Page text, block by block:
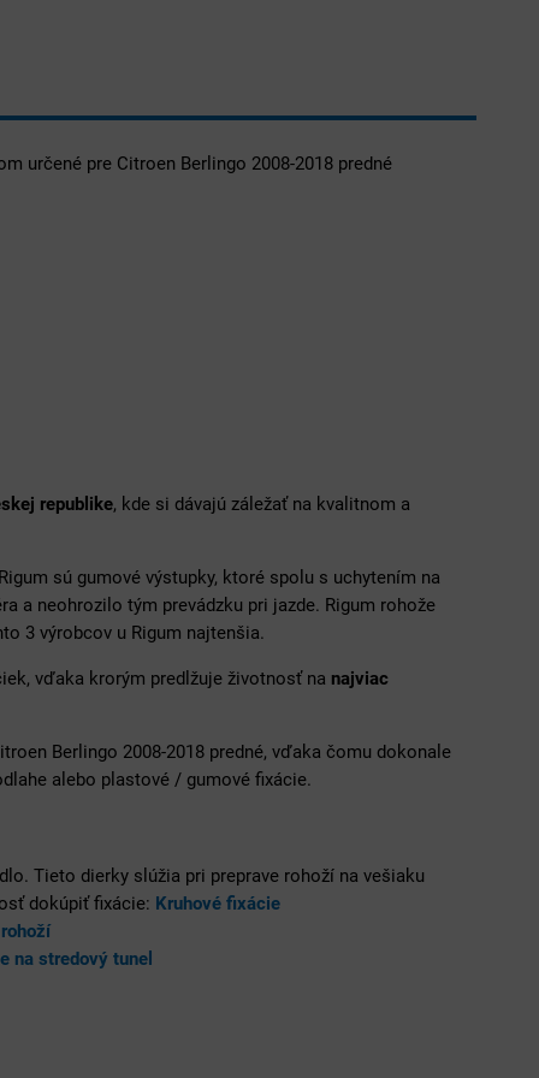
určené pre Citroen Berlingo 2008-2018 predné
republike, kde si dávajú záležať na kvalitnom a
sú gumové výstupky, ktoré spolu s uchytením na
a neohrozilo tým prevádzku pri jazde. Rigum rohože
3 výrobcov u Rigum najtenšia.
vďaka krorým predlžuje životnosť na najviac
Berlingo 2008-2018 predné, vďaka čomu dokonale
alebo plastové / gumové fixácie.
Tieto dierky slúžia pri preprave rohoží na vešiaku
dokúpiť fixácie: Kruhové fixácie
na stredový tunel